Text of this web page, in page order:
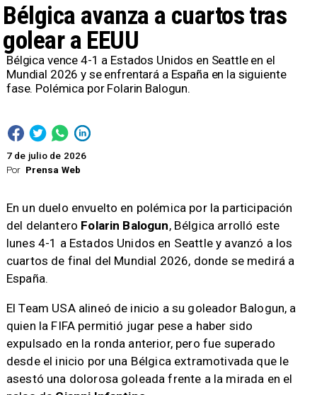
Por Prensa Web
Bélgica avanza a cuartos tras
golear a EEUU
7 de julio de 2026
Bélgica vence 4-1 a Estados Unidos en Seattle en el
Mundial 2026 y se enfrentará a España en la siguiente
fase. Polémica por Folarin Balogun.
En un duelo envuelto en polémica por la participación
del delantero Folarin Balogun, Bélgica arrolló este
lunes 4-1 a Estados Unidos en Seattle y avanzó a los
cuartos de final del Mundial 2026, donde se medirá a
España.
El Team USA alineó de inicio a su goleador Balogun, a
quien la FIFA permitió jugar pese a haber sido
expulsado en la ronda anterior, pero fue superado
desde el inicio por una Bélgica extramotivada que le
asestó una dolorosa goleada frente a la mirada en el